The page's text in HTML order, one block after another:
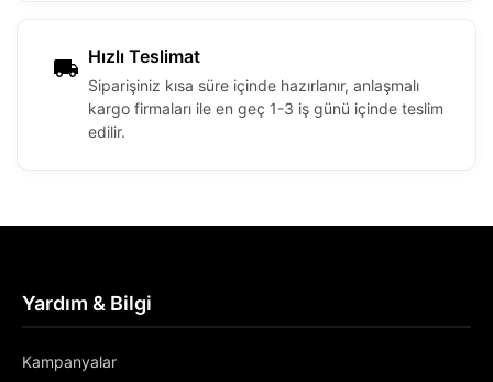
Hızlı Teslimat
Siparişiniz kısa süre içinde hazırlanır, anlaşmalı
kargo firmaları ile en geç 1-3 iş günü içinde teslim
edilir.
Yardım & Bilgi
Kampanyalar